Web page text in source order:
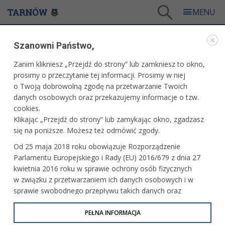
Ponad 5 mln na pomysły mieszkańców
WARTO PRZECZYTAĆ
PONAD 5 MLN NA POMYSŁY MIESZKAŃCÓW
21.05.2025, 11:06 Redakcja tarnow.pl
Od czwartku, 22 maja można zgłaszać projekty do kolejnej
edycji budżetu obywatelskiego na 2026 rok. Mieszkańcy
Tarnowa zdecydują, na co przeznaczyć kwotę 5 335 000 zł,
pochodzącą z miejskiego budżetu.
Szanowni Państwo,
Zanim klikniesz „Przejdź do strony” lub zamkniesz to okno,
prosimy o przeczytanie tej informacji. Prosimy w niej
o Twoją dobrowolną zgodę na przetwarzanie Twoich
danych osobowych oraz przekazujemy informacje o tzw.
cookies.
Klikając „Przejdź do strony” lub zamykając okno, zgadzasz
się na poniższe. Możesz też odmówić zgody.
Od 25 maja 2018 roku obowiązuje Rozporządzenie
Parlamentu Europejskiego i Rady (EU) 2016/679 z dnia 27
kwietnia 2016 roku w sprawie ochrony osób fizycznych
w związku z przetwarzaniem ich danych osobowych i w
sprawie swobodnego przepływu takich danych oraz
uchylenia dyrektywy 95/46/WE (określane jako RODO, GDPR
lub Ogólne Rozporządzenie o Ochronie Danych
PEŁNA INFORMACJA